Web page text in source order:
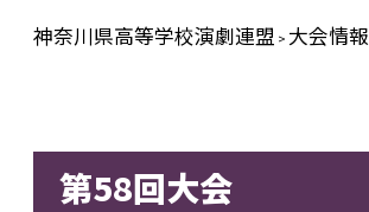
神奈川県高等学校演劇連盟 > 大会情報
第58回大会